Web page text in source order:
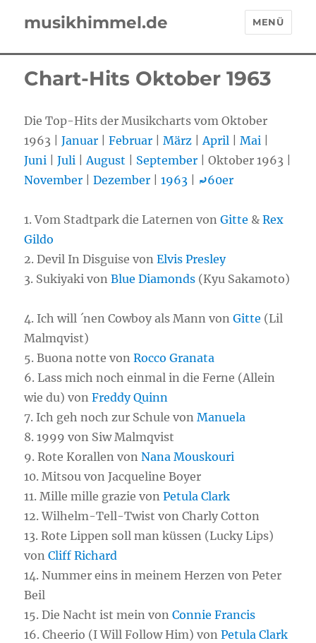
musikhimmel.de MENÜ
Chart-Hits Oktober 1963
Die Top-Hits der Musikcharts vom Oktober
1963 |Januar |Februar |März |April |Mai
Juni |Juli |August September | Oktober 1963 |
November |Dezember |1963 ⤾60er
1. Vom Stadtpark die Laternen vonGitte &Rex
Gildo
2. Devil In Disguise vonElvis Presley
3. Sukiyaki vonBlue Diamonds (Kyu Sakamoto)
4. Ich will ´nen Cowboy als Mann vonGitte (Lil
Malmqvist)
5. Buona notte vonRocco Granata
6. Lass mich noch einmal in die Ferne (Allein
wie du) vonFreddy Quinn
7. Ich geh noch zur Schule vonManuela
8. 1999 von Siw Malmqvist
9. Rote Korallen vonNana Mouskouri
10. Mitsou von Jacqueline Boyer
11. Mille mille grazie vonPetula Clark
12. Wilhelm-Tell-Twist von Charly Cotton
13. Rote Lippen soll man küssen (Lucky Lips)
vonCliff Richard
14. Nummer eins in meinem Herzen von Peter
Beil
15. Die Nacht ist mein vonConnie Francis
16. Cheerio (I Will Follow Him) vonPetula Clark